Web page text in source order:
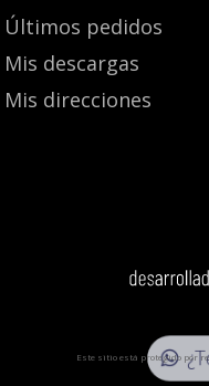
Últimos pedidos
Mis descargas
Mis direcciones
Este sitio está protegido por